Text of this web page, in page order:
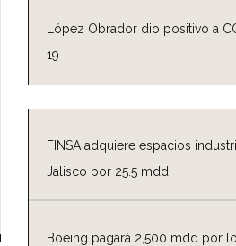
López Obrador dio positivo a
19
FINSA adquiere espacios
Jalisco por 25.5 mdd
Boeing pagará 2,500 mdd por